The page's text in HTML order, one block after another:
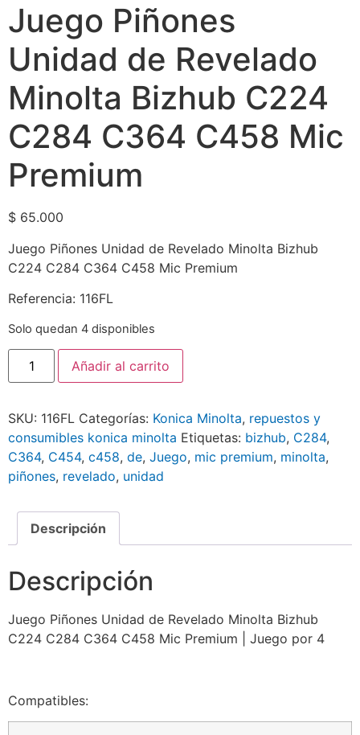
Juego Piñones
Unidad de Revelado
Minolta Bizhub C224
C284 C364 C458 Mic
Premium
$ 65.000
Juego Piñones Unidad de Revelado Minolta Bizhub
C224 C284 C364 C458 Mic Premium
Referencia: 116FL
Solo quedan 4 disponibles
Añadir al carrito
SKU: 116FL Categorías: Konica Minolta, repuestos y
consumibles konica minolta Etiquetas: bizhub, C284,
C364, C454, c458, de, Juego, mic premium, minolta,
piñones, revelado, unidad
Descripción
Descripción
Juego Piñones Unidad de Revelado Minolta Bizhub
C224 C284 C364 C458 Mic Premium | Juego por 4
Compatibles: